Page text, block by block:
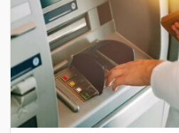
ilə görüş keçirilib. xəbər verir ki,
görüşdə elm və təhsi